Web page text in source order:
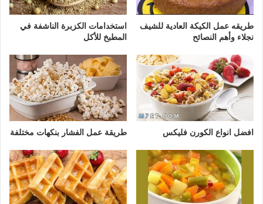
طريقه عمل الكيكة العادية للشيف
نجلاء وأهم النصائح
استخدامات الكزبرة الناشفة في
المطبخ للأكل
افضل انواع الكورن فليكس طريقة عمل الفشار بنكهات مختلفة